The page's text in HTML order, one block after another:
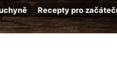
Recepty pro